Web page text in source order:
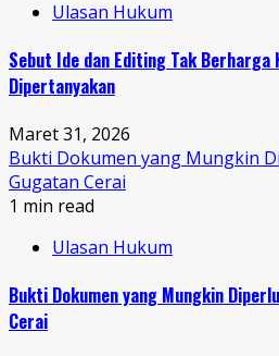
Ulasan Hukum
Sebut Ide dan Editing Tak Berharga
Dipertanyakan
Maret 31, 2026
Bukti Dokumen yang Mungkin
Gugatan Cerai
1 min read
Ulasan Hukum
Bukti Dokumen yang Mungkin
Cerai